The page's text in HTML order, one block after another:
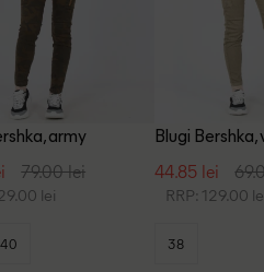
army
79.00 lei
lei
40
Blugi Bershka,
44.85 lei
RRP: 129.00
38